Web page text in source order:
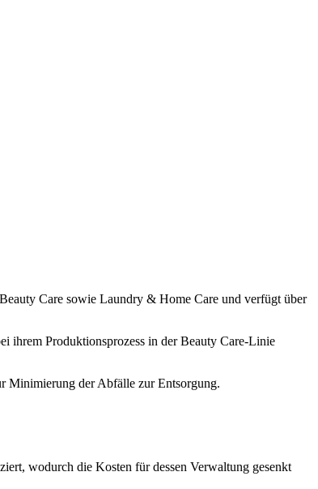
Care sowie Laundry & Home Care und verfügt über
ihrem Produktionsprozess in der Beauty Care-Linie
Minimierung der Abfälle zur Entsorgung.
wodurch die Kosten für dessen Verwaltung gesenkt